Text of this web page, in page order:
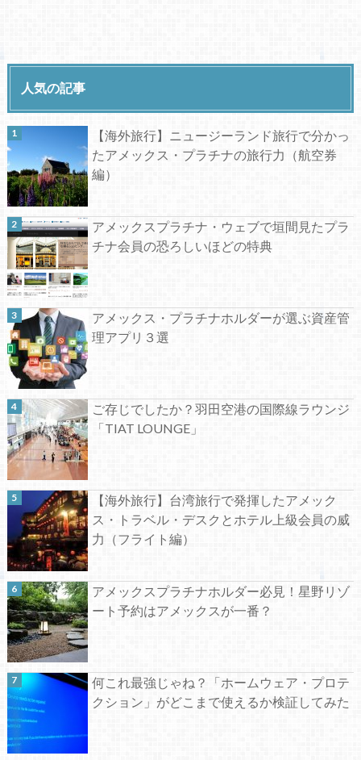
人気の記事
【海外旅行】ニュージーランド旅行で分かっ
たアメックス・プラチナの旅行力（航空券
編）
アメックスプラチナ・ウェブで垣間見たプラ
チナ会員の恐ろしいほどの特典
アメックス・プラチナホルダーが選ぶ資産管
理アプリ３選
ご存じでしたか？羽田空港の国際線ラウンジ
「TIAT LOUNGE」
【海外旅行】台湾旅行で発揮したアメック
ス・トラベル・デスクとホテル上級会員の威
力（フライト編）
アメックスプラチナホルダー必見！星野リゾ
ート予約はアメックスが一番？
何これ最強じゃね？「ホームウェア・プロテ
クション」がどこまで使えるか検証してみた